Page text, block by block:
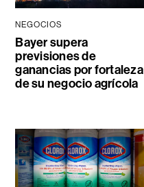
NEGOCIOS
Bayer supera
previsiones de
ganancias por fortaleza
de su negocio agrícola